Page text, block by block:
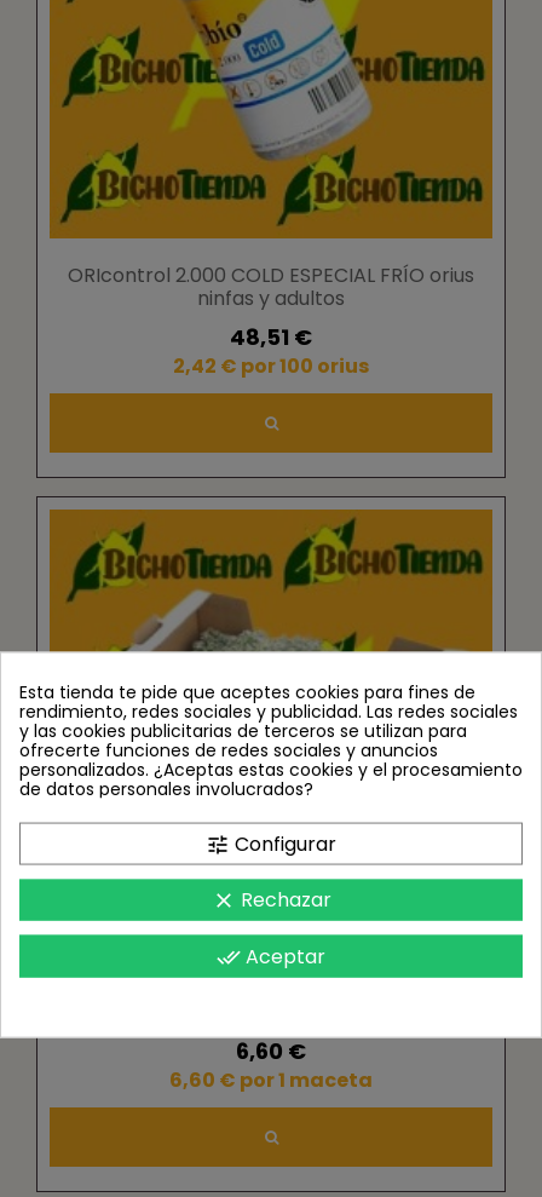
ORIcontrol 2.000 COLD ESPECIAL FRÍO orius
ninfas y adultos
48,51 €
2,42 € por 100 orius
6,60 €
6,60 € por 1 maceta
Esta tienda te pide que aceptes cookies para fines de
rendimiento, redes sociales y publicidad. Las redes sociales
y las cookies publicitarias de terceros se utilizan para
ofrecerte funciones de redes sociales y anuncios
personalizados. ¿Aceptas estas cookies y el procesamiento
de datos personales involucrados?
tune Configurar
clear Rechazar
done_all Aceptar